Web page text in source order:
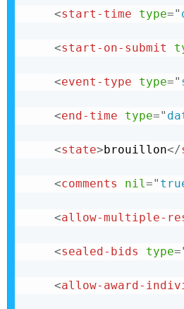
<start-time type="
<start-on-submit
<event-type type="
<end-time type="
<state>brouillon</
<comments nil="
<allow-multiple-
<sealed-bids type=
<allow-award-